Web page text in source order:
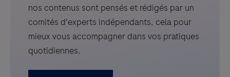
nos contenus sont pensés et rédigés par un
comités d'experts indépendants, cela pour
mieux vous accompagner dans vos pratiques
quotidiennes.